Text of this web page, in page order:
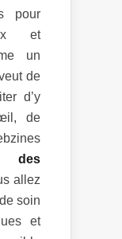
pour
et
un
de
d’y
de
des
allez
soin
et